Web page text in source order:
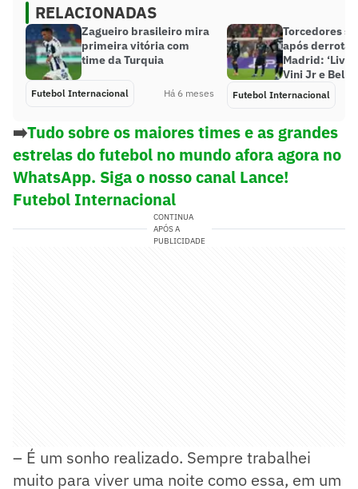
RELACIONADAS
Zagueiro brasileiro mira
primeira vitória com
time da Turquia
Futebol Internacional Há 6 meses
Torcedores
após derrota
Madrid:
Vini Jr e
Futebol Internacional
➡️Tudo sobre os maiores times e as grandes
estrelas do futebol no mundo afora agora no
WhatsApp. Siga o nosso canal Lance!
Futebol Internacional
CONTINUA
APÓS A
PUBLICIDADE
– É um sonho realizado. Sempre trabalhei
muito para viver uma noite como essa, em um